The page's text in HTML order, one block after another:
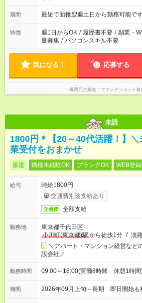
期間 最短で面接翌週土日から勤務可能です
特徴 週1日からOK / 履歴書不要 / 副業・
量募集 / パソコンスキル不要
気になる！ 応募する
掲載元企業名 ファンクショット株
未読
1800円＊【20～40代活躍！】
業受付をおまかせ
派遣 職種未経験OK ブランクOK WEB登
給与
時給1800円
交通費別途支給あり
交通費 全額支給
勤務地
東京都千代田区
小川町(東京都)駅から徒歩1分 / 淡
＼アパート・マンション経営な
設会社／
勤務時間 09:00～18:00(実働8時間 休憩1時間
期間 2026年09月上旬～長期 即日開始